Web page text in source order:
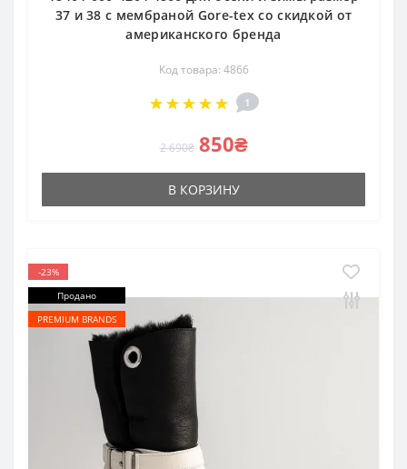
37 и 38 с мембраной Gore-tex со скидкой от
американского бренда
Код товара: 4866
1
2 690₴ 850₴
В КОРЗИНУ
-23%
Продано
PREMIUM BRANDS